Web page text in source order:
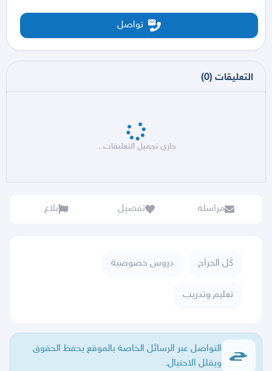
تواصل
التعليقات (
0
)
جاري تحميل التعليقات...
مراسلة تفضيل بلاغ
كل الحراج دروس خصوصية
تعليم وتدريب
التواصل عبر الرسائل الخاصة بالموقع يحفظ الحقوق
ويقلل الاحتيال.